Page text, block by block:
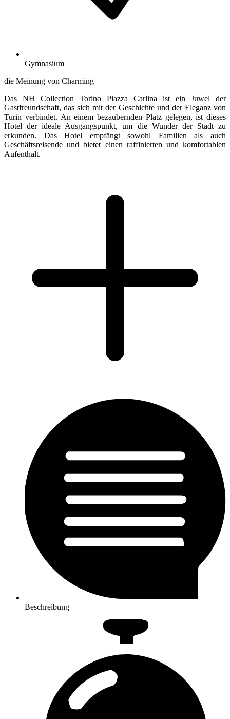
Gymnasium
die Meinung von Charming
Das NH Collection Torino Piazza Carlina ist ein Juwel der
Gastfreundschaft, das sich mit der Geschichte und der Eleganz von
Turin verbindet. An einem bezaubernden Platz gelegen, ist dieses
Hotel der ideale Ausgangspunkt, um die Wunder der Stadt zu
erkunden. Das Hotel empfängt sowohl Familien als auch
Geschäftsreisende und bietet einen raffinierten und komfortablen
Aufenthalt.
Beschreibung